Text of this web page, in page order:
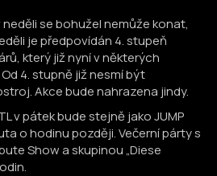
se bohužel nemůže konat,
je předpovídán 4. stupeň
který již nyní v některých
4. stupně již nesmí být
Akce bude nahrazena jindy.
v pátek bude stejně jako JUMP
o hodinu později. Večerní párty s
Show a skupinou „Diese